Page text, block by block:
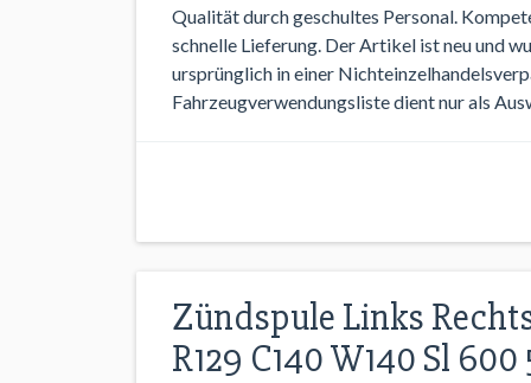
Qualität durch geschultes Personal.
schnelle Lieferung. Der Artikel ist neu und
ursprünglich in einer
Fahrzeugverwendungsliste dient nur als
Zündspule Links
R129 C140 W140 Sl